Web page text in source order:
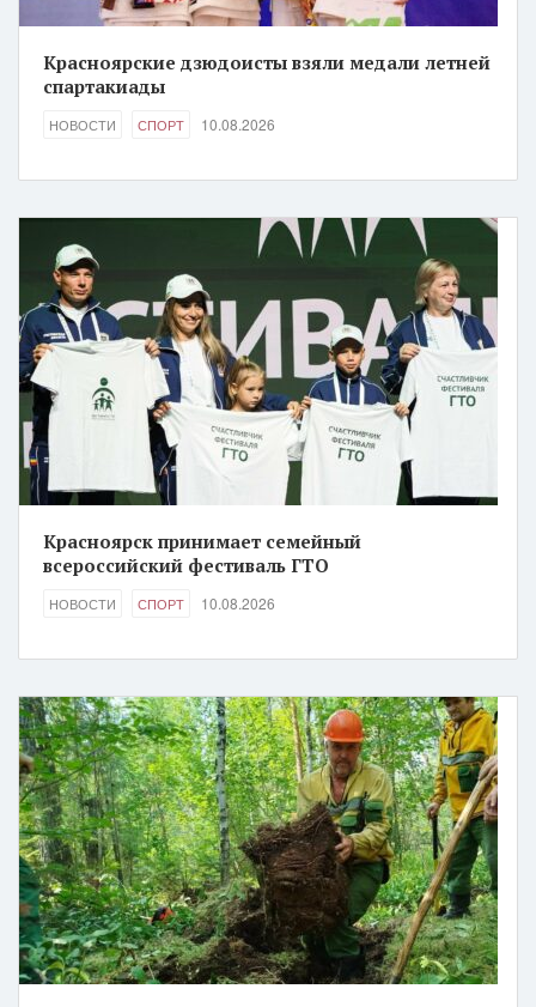
Красноярские дзюдоисты взяли медали летней
спартакиады
НОВОСТИ СПОРТ 10.08.2026
Красноярск принимает семейный
всероссийский фестиваль ГТО
НОВОСТИ СПОРТ 10.08.2026